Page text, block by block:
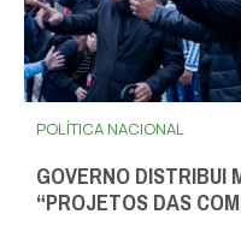
POLÍTICA NACIONAL
GOVERNO DISTRIBUI
“PROJETOS DAS